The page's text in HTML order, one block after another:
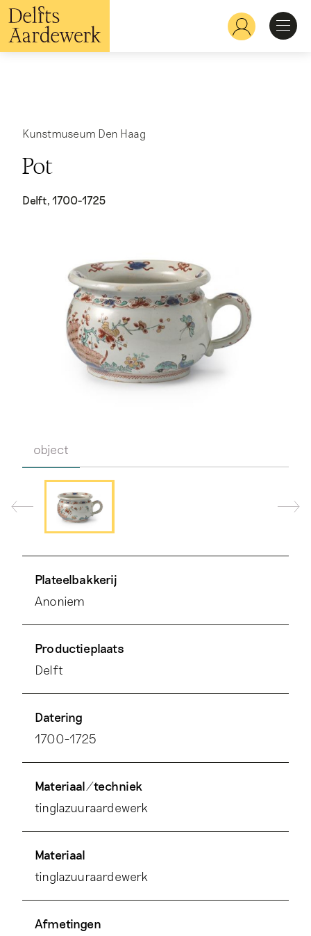
Overslaan
en
naar
de
Hoofdnavigatie
Bekijken
Kunstmuseum Den Haag
Pot
Delft, 1700-1725
object
Plateelbakkerij
Anoniem
Productieplaats
Delft
Datering
1700-1725
Materiaal/techniek
tinglazuuraardewerk
Materiaal
tinglazuuraardewerk
Afmetingen